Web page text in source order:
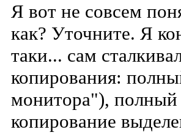
Я вот не совсем
как? Уточните. Я
таки... сам
копирования:
монитора"), полный
копирование